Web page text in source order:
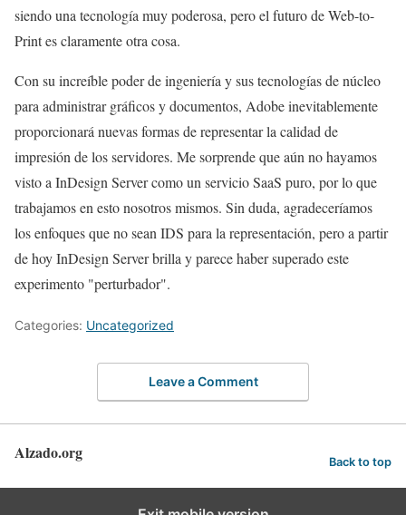
siendo una tecnología muy poderosa, pero el futuro de Web-to-
Print es claramente otra cosa.
Con su increíble poder de ingeniería y sus tecnologías de núcleo
para administrar gráficos y documentos, Adobe inevitablemente
proporcionará nuevas formas de representar la calidad de
impresión de los servidores. Me sorprende que aún no hayamos
visto a InDesign Server como un servicio SaaS puro, por lo que
trabajamos en esto nosotros mismos. Sin duda, agradeceríamos
los enfoques que no sean IDS para la representación, pero a partir
de hoy InDesign Server brilla y parece haber superado este
experimento "perturbador".
Categories: Uncategorized
Leave a Comment
Alzado.org Back to top